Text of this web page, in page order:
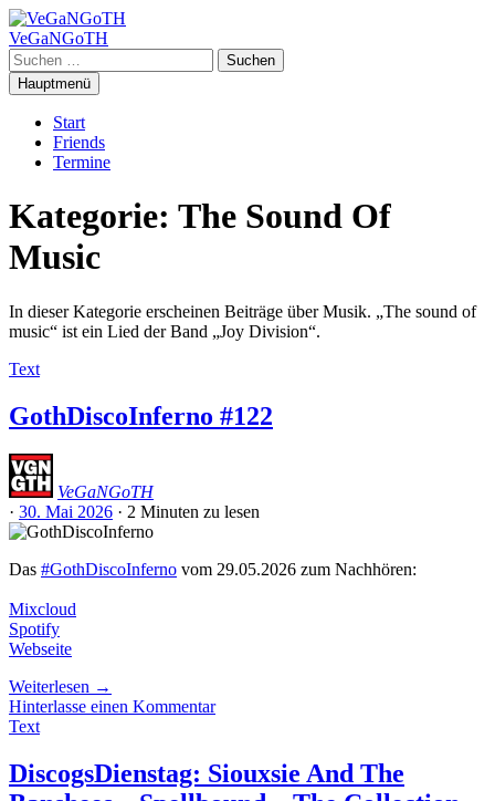
Zum
Inhalt
springen
VeGaNGoTH
Suchen
nach:
Hauptmenü
Start
Friends
Termine
Kategorie: The Sound Of
Music
In dieser Kategorie erscheinen Beiträge über Musik. „The sound of
music“ ist ein Lied der Band „Joy Division“.
Text
GothDiscoInferno #122
VeGaNGoTH
· 30. Mai 2026 · 2 Minuten zu lesen
Das #GothDiscoInferno vom 29.05.2026 zum Nachhören:
Mixcloud
Spotify
Webseite
Weiterlesen →
Hinterlasse einen Kommentar
Text
DiscogsDienstag: Siouxsie And The